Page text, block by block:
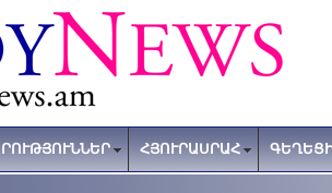
ՀՅՈՒՐԱՍՐԱՀ